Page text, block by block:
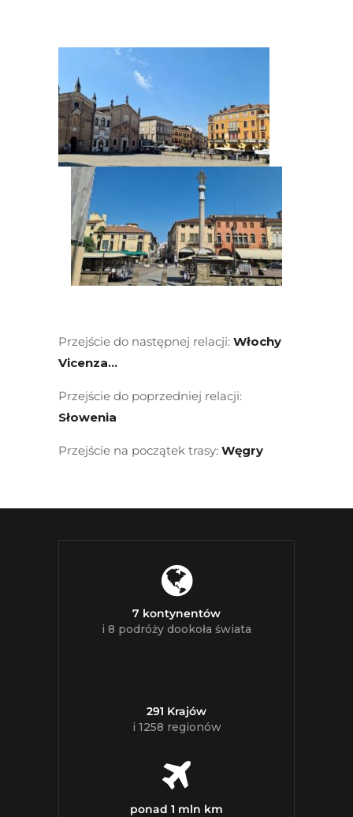
Przejście do następnej relacji: Włochy
Vicenza…
Przejście do poprzedniej relacji:
Słowenia
Przejście na początek trasy: Węgry
7 kontynentów
i 8 podróży dookoła świata
291 Krajów
i 1258 regionów
ponad 1 mln km